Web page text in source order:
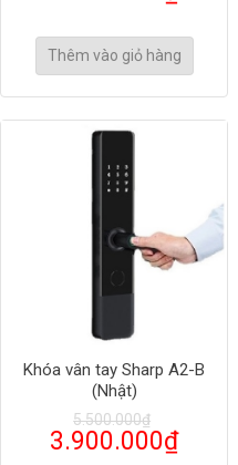
Thêm vào giỏ hàng
Khóa vân tay Sharp A2-B
(Nhật)
5.500.000₫
3.900.000₫